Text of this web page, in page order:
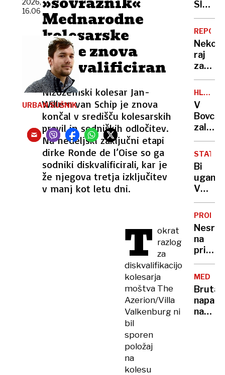
Mednarodne
kolesarske
zveze znova
diskvalificiran
Nizozemski kolesar Jan-
Willem van Schip je znova
končal v središču kolesarskih
pravil in sodniških odločitev.
Na nedeljski zaključni etapi
dirke Ronde de l’Oise so ga
sodniki diskvalificirali, kar je
že njegova tretja izključitev
v manj kot letu dni.
2026,
16.06
URBAN SUŠNIK
T okrat
razlog
za
diskvalifikacijo
kolesarja
moštva The
Azerion/Villa
Valkenburg ni
bil
sporen
položaj
na
kolesu
umrl
zaradi
na
umrl
24-
letni
očka,
gasilec
in
bivši
Nekoč
raj
za
danes
na
Vršič
leze
vsak,
ki
ozadje
za
HLADNA
FRONTA
V
Bovcu
zalilo
hotel
in
dom,
nad
2000
strel
Bi
V
še
danes
živi
več
in ja,
tudi
nekaj
na
žival
na
napad
na